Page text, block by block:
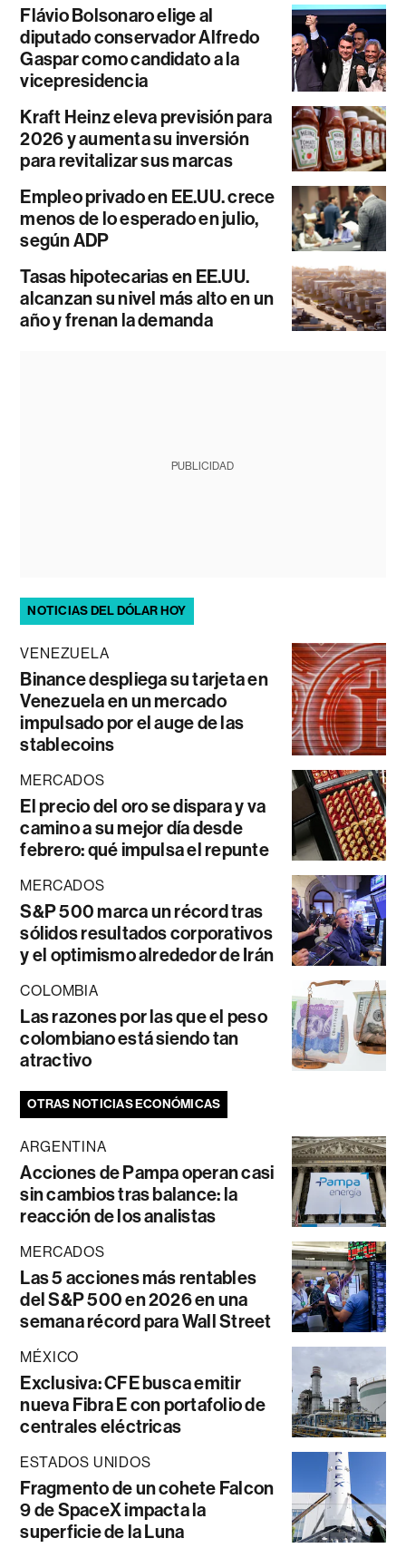
Flávio Bolsonaro elige al
diputado conservador Alfredo
Gaspar como candidato a la
vicepresidencia
Kraft Heinz eleva previsión para
2026 y aumenta su inversión
para revitalizar sus marcas
Empleo privado en EE.UU. crece
menos de lo esperado en julio,
según ADP
Tasas hipotecarias en EE.UU.
alcanzan su nivel más alto en un
año y frenan la demanda
PUBLICIDAD
NOTICIAS DEL DÓLAR HOY
VENEZUELA
Binance despliega su tarjeta en
Venezuela en un mercado
impulsado por el auge de las
stablecoins
MERCADOS
El precio del oro se dispara y va
camino a su mejor día desde
febrero: qué impulsa el repunte
MERCADOS
S&P 500 marca un récord tras
sólidos resultados corporativos
y el optimismo alrededor de Irán
COLOMBIA
Las razones por las que el peso
colombiano está siendo tan
atractivo
OTRAS NOTICIAS ECONÓMICAS
ARGENTINA
Acciones de Pampa operan casi
sin cambios tras balance: la
reacción de los analistas
MERCADOS
Las 5 acciones más rentables
del S&P 500 en 2026 en una
semana récord para Wall Street
MÉXICO
Exclusiva: CFE busca emitir
nueva Fibra E con portafolio de
centrales eléctricas
ESTADOS UNIDOS
Fragmento de un cohete Falcon
9 de SpaceX impacta la
superficie de la Luna